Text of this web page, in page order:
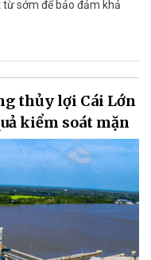
sớm để bảo đảm khả
thủy lợi Cái Lớn
kiểm soát mặn